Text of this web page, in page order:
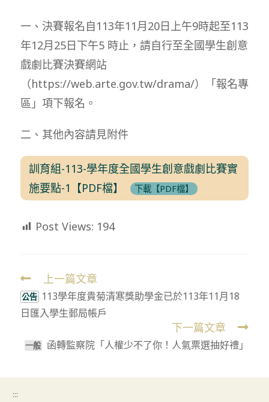
一、決賽報名自113年11月20日上午9時起至113
年12月25日下午5 時止，請自行至全國學生創意
戲劇比賽決賽網站
（https://web.arte.gov.tw/drama/）「報名專
區」項下報名。
二、其他內容請見附件
訓育組-113-學年度全國學生創意戲劇比賽實
施要點-1【PDF檔】
下載【PDF檔】
Post Views: 194
Read
more
articles
上一篇文章
公告 113學年度貴菊清寒獎助學金已於113年11月18
日匯入學生郵局帳戶
下一篇文章
⼀般 函轉監察院「人權少不了你！人氣票選抽好禮」
:::